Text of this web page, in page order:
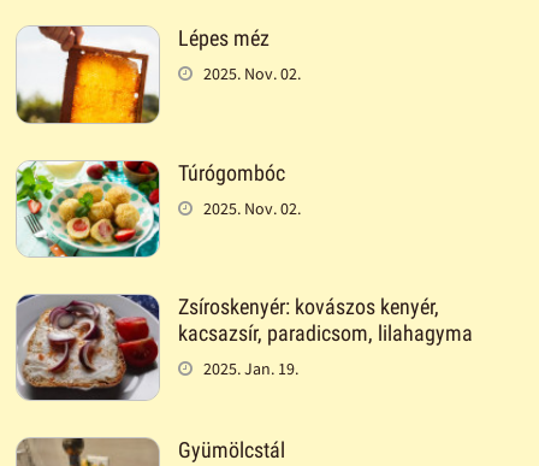
Lépes méz
2025. Nov. 02.
Túrógombóc
2025. Nov. 02.
Zsíroskenyér: kovászos kenyér,
kacsazsír, paradicsom, lilahagyma
2025. Jan. 19.
Gyümölcstál